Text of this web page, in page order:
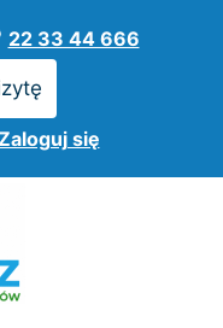
22 33 44 666
się